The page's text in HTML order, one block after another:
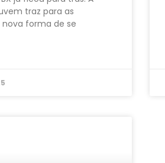
traz para as
forma de se